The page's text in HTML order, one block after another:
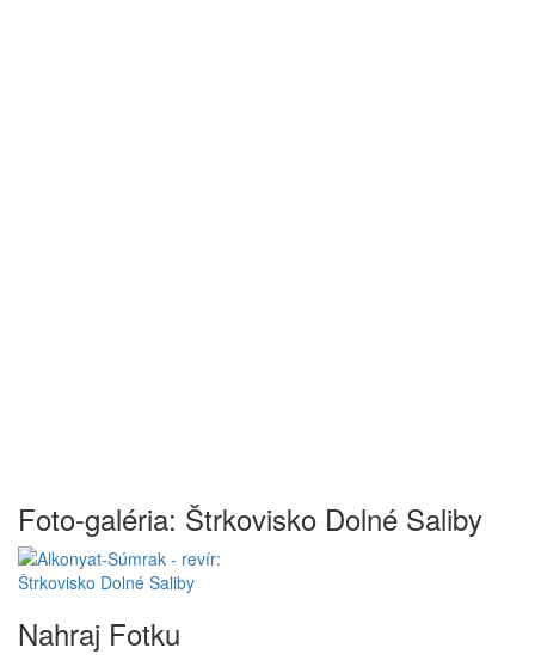
Foto-galéria: Štrkovisko Dolné Saliby
Nahraj Fotku